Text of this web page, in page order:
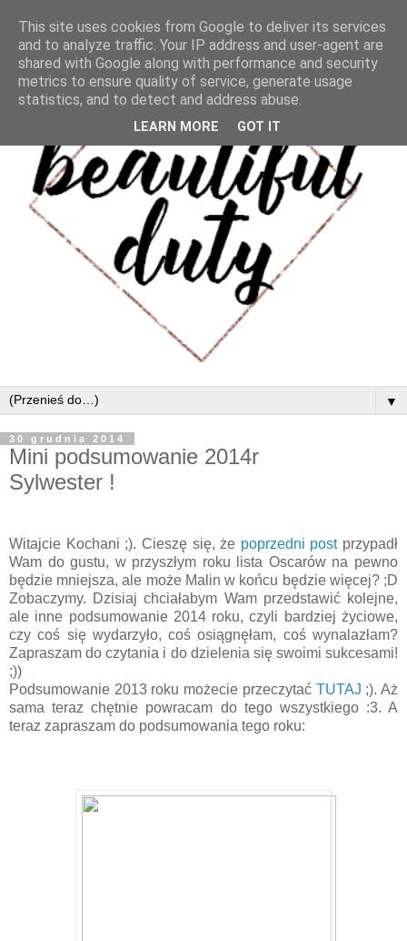
▼
30 grudnia 2014
Mini podsumowanie 2014r
Sylwester !
Witajcie Kochani ;). Cieszę się, że poprzedni postprzypadł
Wam do gustu, w przyszłym roku lista Oscarów na pewno
będzie mniejsza, ale może Malin w końcu będzie więcej? ;D
Zobaczymy. Dzisiaj chciałabym Wam przedstawić kolejne,
ale inne podsumowanie 2014 roku, czyli bardziej życiowe,
czy coś się wydarzyło, coś osiągnęłam, coś wynalazłam?
Zapraszam do czytania i do dzielenia się swoimi sukcesami!
;))
Podsumowanie 2013 roku możecie przeczytać TUTAJ ;). Aż
sama teraz chętnie powracam do tego wszystkiego :3. A
teraz zapraszam do podsumowania tego roku:
This site uses cookies from Google to deliver its services
and to analyze traffic. Your IP address and user-agent are
shared with Google along with performance and security
metrics to ensure quality of service, generate usage
statistics, and to detect and address abuse.
LEARN MORE GOT IT